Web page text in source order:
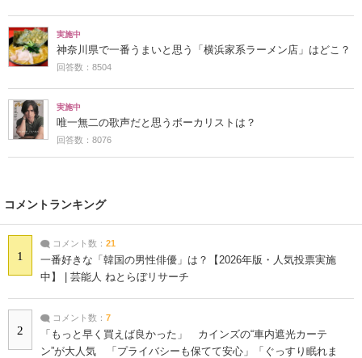
実施中
神奈川県で一番うまいと思う「横浜家系ラーメン店」はどこ？
回答数：8504
実施中
唯一無二の歌声だと思うボーカリストは？
回答数：8076
コメントランキング
1
コメント数： 21
一番好きな「韓国の男性俳優」は？【2026年版・人気投票実施
中】 | 芸能人 ねとらぼリサーチ
2
コメント数： 7
「もっと早く買えば良かった」 カインズの“車内遮光カーテ
ン”が大人気 「プライバシーも保てて安心」「ぐっすり眠れま